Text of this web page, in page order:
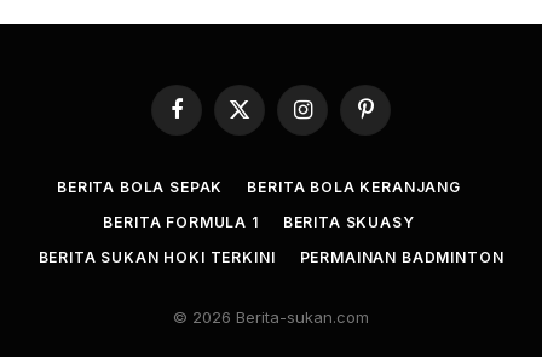
Facebook
X
(Twitter)
InstagramPinterest
BERITA BOLA SEPAK
BERITA BOLA KERANJANG
BERITA FORMULA 1
BERITA SKUASY
BERITA SUKAN HOKI TERKINI
PERMAINAN BADMINTON
© 2026 Berita-sukan.com